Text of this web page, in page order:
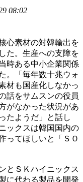
08:02
心素材の対韓輸出を
た。生産への支障を
時ある中小企業関係
。「毎年数十兆ウォ
材も国産化しなかっ
話をサムスンの役員
がなかった状況があ
たようだ」と話し
ックスは韓国国内の
ってほしいと「ＳＯ
とＳＫハイニックス
に代わる製品を開発